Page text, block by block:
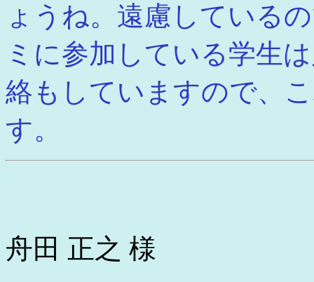
ょうね。遠慮している
ミに参加している学生
絡もしていますので、
す。
舟田 正之 様